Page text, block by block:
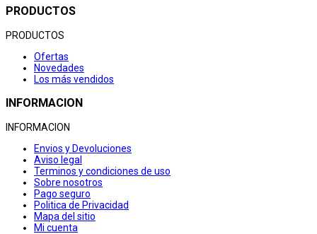
PRODUCTOS
PRODUCTOS
Ofertas
Novedades
Los más vendidos
INFORMACION
INFORMACION
Envios y Devoluciones
Aviso legal
Terminos y condiciones de uso
Sobre nosotros
Pago seguro
Politica de Privacidad
Mapa del sitio
Mi cuenta